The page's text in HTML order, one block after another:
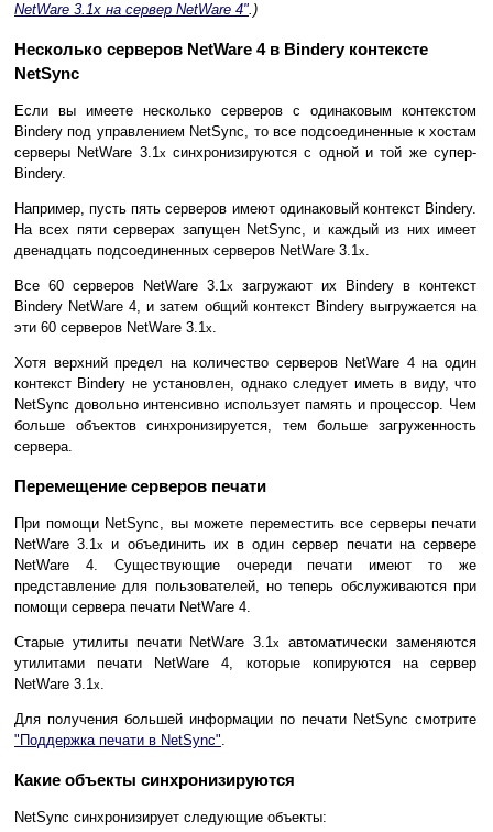
NetWare 3.1x на сервер NetWare 4" .)
Несколько серверов NetWare 4 в Bindery контексте
NetSync
Если вы имеете несколько серверов с одинаковым контекстом
Bindery под управлением NetSync, то все подсоединенные к хостам
серверы NetWare 3.1x синхронизируются с одной и той же супер-
Bindery.
Например, пусть пять серверов имеют одинаковый контекст Bindery.
На всех пяти серверах запущен NetSync, и каждый из них имеет
двенадцать подсоединенных серверов NetWare 3.1x
Все 60 серверов NetWare 3.1x
загружают их Bindery в контекст
Bindery NetWare 4, и затем общий контекст Bindery выгружается на
эти 60 серверов NetWare 3.1x
Хотя верхний предел на количество серверов NetWare 4 на один
контекст Bindery не установлен, однако следует иметь в виду, что
NetSync довольно интенсивно использует память и процессор. Чем
больше объектов синхронизируется, тем больше загруженность
сервера.
Перемещение серверов печати
При помощи NetSync, вы можете переместить все серверы печати
NetWare 3.1x
и объединить их в один сервер печати на сервере
NetWare 4. Существующие очереди печати имеют то же
представление для пользователей, но теперь обслуживаются при
помощи сервера печати NetWare 4.
Старые утилиты печати NetWare 3.1x
автоматически заменяются
утилитами печати NetWare 4, которые копируются на сервер
NetWare 3.1x
Для получения большей информации по печати NetSync смотрите
"Поддержка печати в NetSync"
Какие объекты синхронизируются
NetSync синхронизирует следующие объекты: